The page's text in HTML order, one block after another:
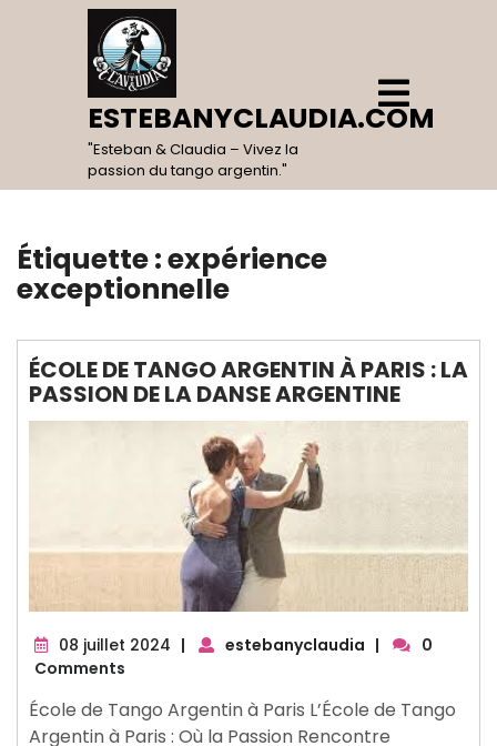
ESTEBANYCLAUDIA.COM
"Esteban & Claudia – Vivez la
passion du tango argentin."
Open
Menu
Étiquette :expérience
exceptionnelle
ÉCOLE DE TANGO ARGENTIN À PARIS : LA
PASSION DE LA DANSE ARGENTINE
08 juillet 2024 08
| estebanyclaudia |
0
Comments
École de Tango Argentin à Paris L’École de Tango
Argentin à Paris : Où la Passion Rencontre